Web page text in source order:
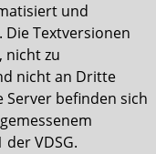
und
Die Textversionen
nicht zu
nicht an Dritte
Server befinden sich
VDSG.